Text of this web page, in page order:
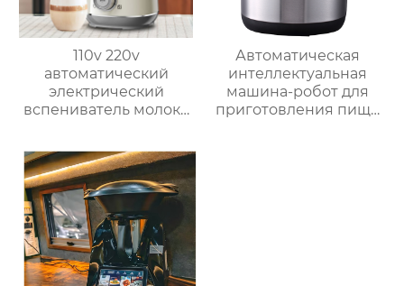
110v 220v
автоматический
электрический
вспениватель молока
приготовления
горячего шоколада
Автоматическая
интеллектуальная
машина-робот для
приготовления пищи